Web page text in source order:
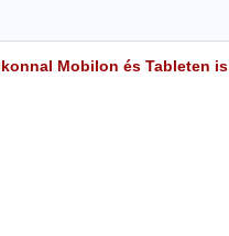
Mobilon és Tableten is